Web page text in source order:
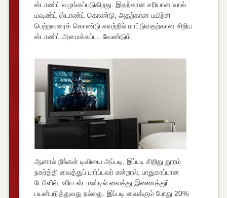
ஸ்டாண்ட் வழங்கப்படுகிறது. இதற்கான சரியான வால்
மவுண்ட் ஸ்டாண்ட் கொண்டு, அதற்கான பயிற்சி
பெற்றவரைக் கொண்டு சுவற்றில் மாட்டுவதற்கான சிறிய
ஸ்டாண்ட் அமைக்கப்பட வேண்டும்.
ஆனால் நீங்கள் டிவியை அப்படி, இப்படி சிறிது தூரம்
நகர்த்தி வைத்துப் பார்ப்பவர் என்றால், பாதுகாப்பான
டேபிளில், உரிய ஸ்டாண்டில் வைத்து இணைத்துப்
பயன்படுத்துவது நல்லது. இப்படி வைக்கும் போது 20%